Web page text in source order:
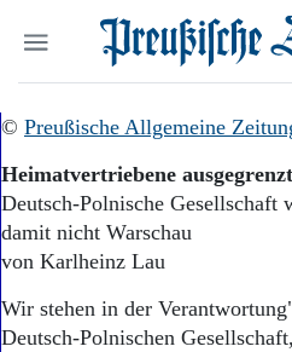
Suchen und finden
© Preußische Allgemeine
Heimatvertriebene ausgegrenzt
Deutsch-Polnische
damit nicht Warschau
von Karlheinz Lau
Wir stehen in der
Deutsch-Polnischen